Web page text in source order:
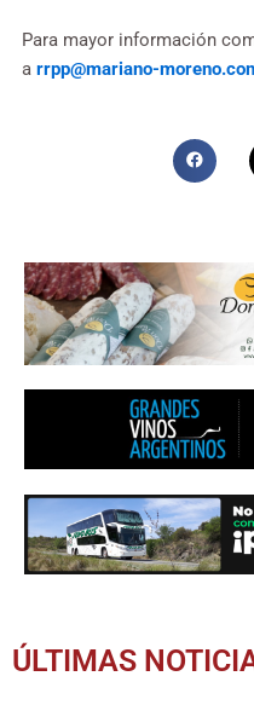
Para mayor información
a rrpp@mariano-
ÚLTIMAS